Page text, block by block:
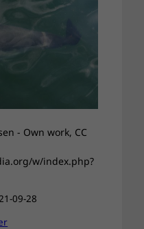
- Own work, CC
w/index.php?
09-28